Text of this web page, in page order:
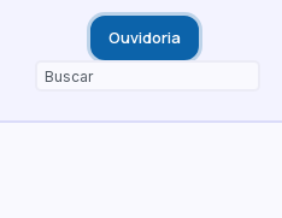
Ouvidoria